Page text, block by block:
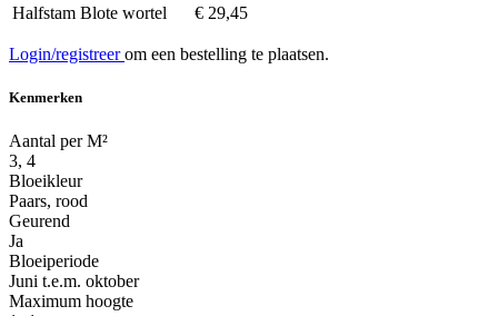
Halfstam Blote wortel € 29,45
Login/registreerom een bestelling te plaatsen.
Kenmerken
Aantal per M²
3, 4
Bloeikleur
Paars, rood
Geurend
Ja
Bloeiperiode
Juni t.e.m. oktober
Maximum hoogte